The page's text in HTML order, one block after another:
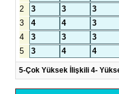
2
3
4
5
5-Çok Yüksek İlişkili 4-